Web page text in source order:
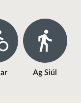
Ag Siúl